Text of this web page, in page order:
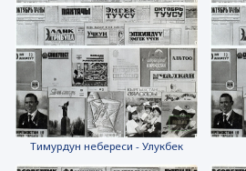
Тимурдун небереси - Улукбек